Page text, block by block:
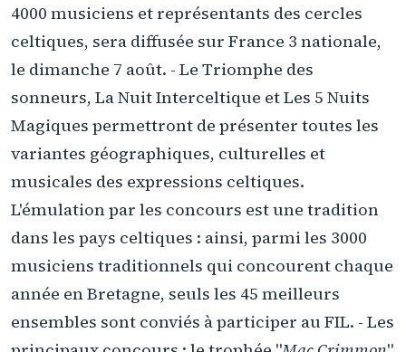
4000 musiciens et représentants des cercles
celtiques, sera diffusée sur France 3 nationale,
le dimanche 7 août. - Le Triomphe des
sonneurs, La Nuit Interceltique et Les 5 Nuits
Magiques permettront de présenter toutes les
variantes géographiques, culturelles et
musicales des expressions celtiques.
L'émulation par les concours est une tradition
dans les pays celtiques : ainsi, parmi les 3000
musiciens traditionnels qui concourent chaque
année en Bretagne, seuls les 45 meilleurs
ensembles sont conviés à participer au FIL. - Les